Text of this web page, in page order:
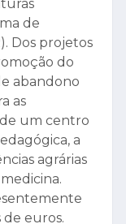
de
Dos projetos
do
abandono
as
um centro
a
agrárias
euros.